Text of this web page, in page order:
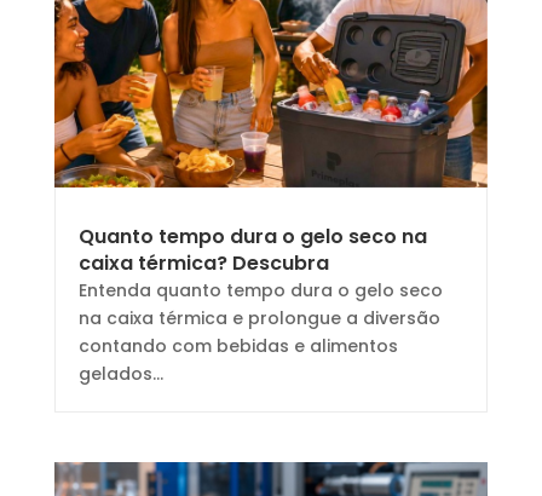
Quanto tempo dura o gelo seco na
caixa térmica? Descubra
Entenda quanto tempo dura o gelo seco
na caixa térmica e prolongue a diversão
contando com bebidas e alimentos
gelados...